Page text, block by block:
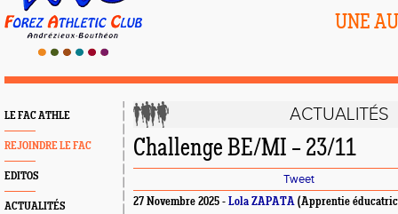
UNE
LE FAC ATHLE
REJOINDRE LE FAC
EDITOS
ACTUALITÉS
ACTUALITÉS
Challenge BE/MI – 23/11
Tweet
27 Novembre 2025 - Lola ZAPATA (Apprentie